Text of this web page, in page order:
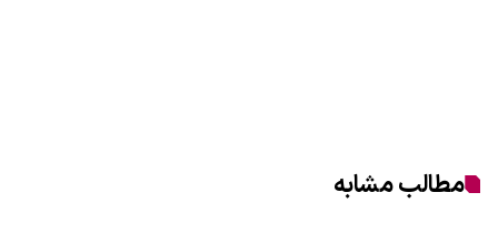
مطالب مشابه